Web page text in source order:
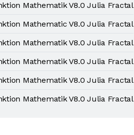
Mathematik V8.0 Julia Fractal
Mathematic V8.0 Julia Fractal
Mathematik V8.0 Julia Fractal
Mathematik V8.0 Julia Fractal
Mathematik V8.0 Julia Fractal
Mathematik V8.0 Julia Fractal